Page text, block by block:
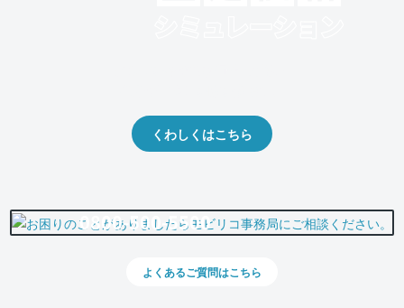
くわしくはこちら
0800-500-5500
よくあるご質問はこちら